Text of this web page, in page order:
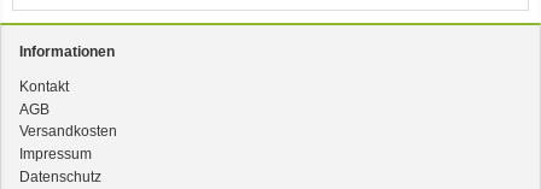
3er-SET Bio Sticks Soft (weiche Hundeleckerli) Huhn 150g Dog's Love
Informationen
Kontakt
AGB
Versandkosten
Impressum
Datenschutz